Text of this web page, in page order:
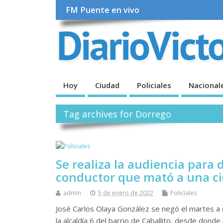
FM Puente en vivo
Hoy Ciudad Policiales
Tag archives for Dorrego
Se realiza la audiencia para
conductor que mató a una
admin 5 de enero de 2022 Policiales
José Carlos Olaya González se negó el martes
la alcaldía 6 del barrio de Caballito, desde